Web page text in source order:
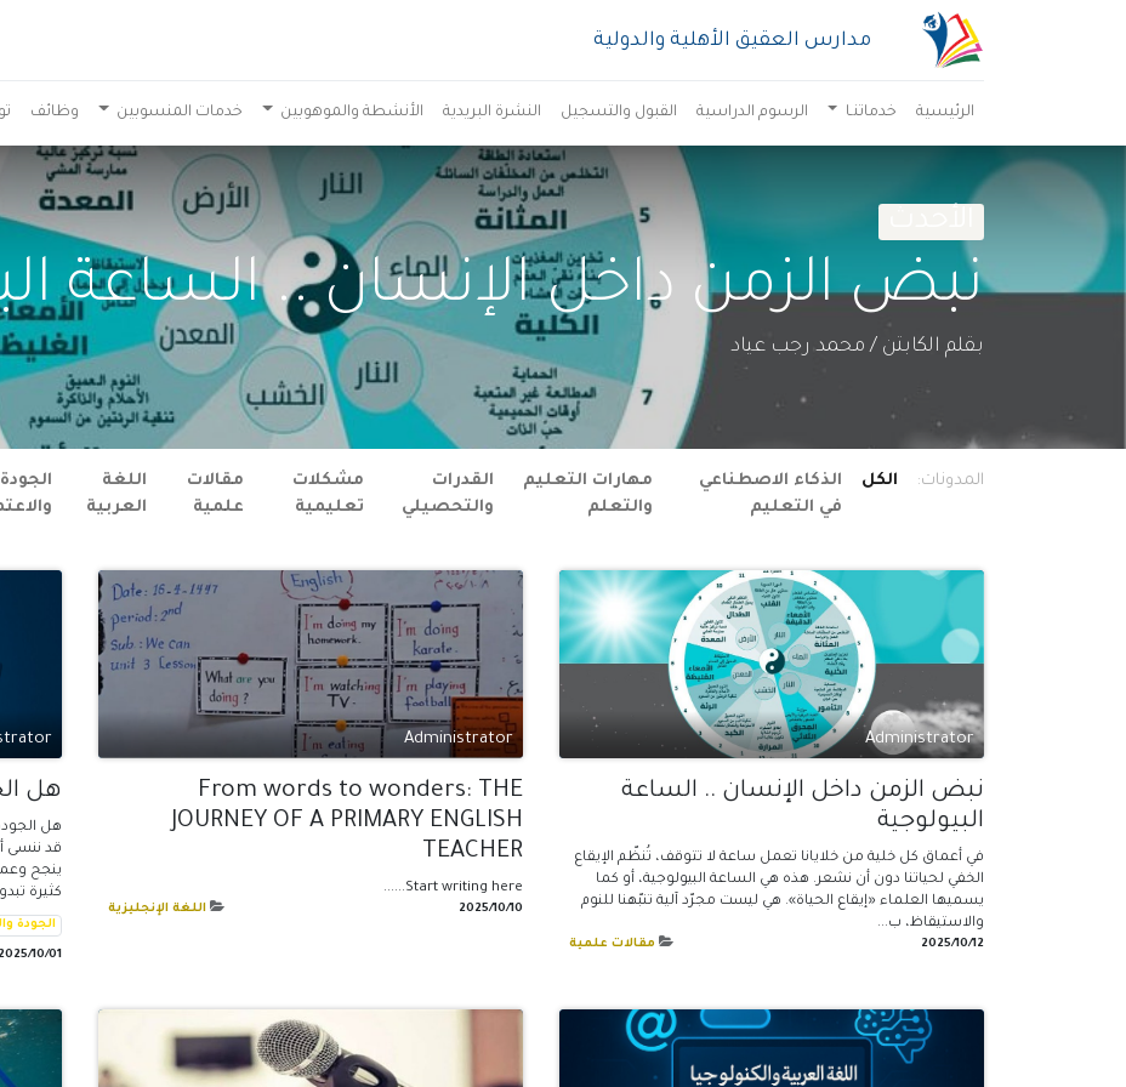
مدارس العقيق الأهلية والدولية
الرئيسية خدماتنـا الرسوم الدراسية القبول والتسجيل النشرة البريدية الأنشطة والموهوبين خدمات المنسوبين وظائف
نبض الزمن داخل الإنسان .. الساعة
بقلم الكابتن / محمد رجب عياد
المدونات: الكل
الذكاء الاصطناعي
في التعليم
مهارات التعليم
والتعلم
القدرات
والتحصيلي
مشكلات
تعليمية
مقالات
علمية
اللغة
العربية
الجودة
Administrator
نبض الزمن داخل الإنسان .. الساعة
البيولوجية
في أعماق كل خلية من خلايانا تعمل ساعة لا تتوقف، تُنظّم الإيقاع
الخفي لحياتنا دون أن نشعر. هذه هي الساعة البيولوجية، أو كما
يسميها العلماء «إيقاع الحياة». هي ليست مجرّد آلية تنبّهنا للنوم
والاستيقاظ، ب...
12‏/10‏/2025 مقالات علمية
Administrator
From words to wonders: THE
JOURNEY OF A PRIMARY ENGLISH
TEACHER
Start writing here......
10‏/10‏/2025 اللغة الإنجليزية
هل
هل
قد ننسى
ينجح
كثيرة
الجودة
01‏/10‏/2025